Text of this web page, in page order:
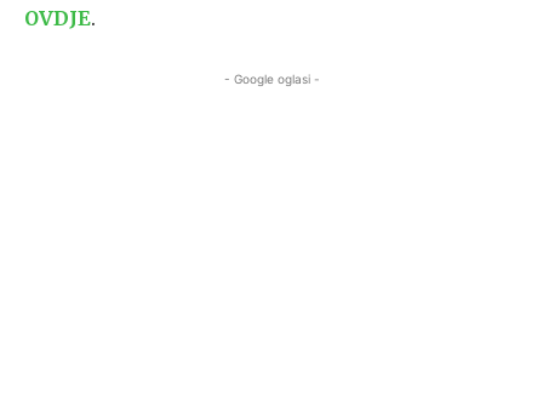
OVDJE.
- Google oglasi -